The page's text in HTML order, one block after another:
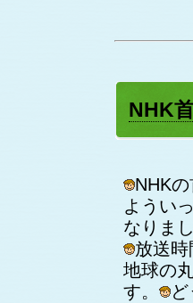
NHK
NHK
ようい
なりま
放送
地球の
す。